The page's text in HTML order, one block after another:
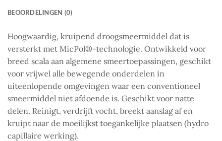
BEOORDELINGEN (0)
Hoogwaardig, kruipend droogsmeermiddel dat is
versterkt met MicPol®-technologie. Ontwikkeld voor
breed scala aan algemene smeertoepassingen, geschikt
voor vrijwel alle bewegende onderdelen in
uiteenlopende omgevingen waar een conventioneel
smeermiddel niet afdoende is. Geschikt voor natte
delen. Reinigt, verdrijft vocht, breekt aanslag af en
kruipt naar de moeilijkst toegankelijke plaatsen (hydro
capillaire werking).